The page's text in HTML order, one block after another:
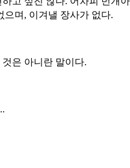
으며, 이겨낼 장사가 없다.
은 아니란 말이다.